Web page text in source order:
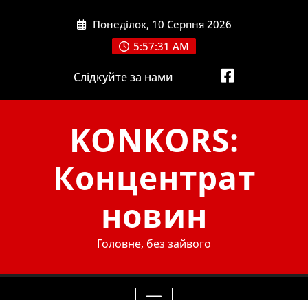
Понеділок, 10 Серпня 2026
5:57:31 AM
Слідкуйте за нами
KONKORS:
Концентрат
новин
Головне, без зайвого